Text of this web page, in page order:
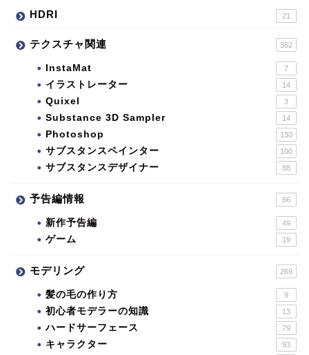
HDRI 21
テクスチャ関連 362
InstaMat 7
イラストレーター 14
Quixel 3
Substance 3D Sampler 14
Photoshop 130
サブスタンスペインター 100
サブスタンスデザイナー 88
予告編情報 66
新作予告編 49
ゲーム 19
モデリング 269
髪の毛の作り方 9
初心者モデラーの知識 13
ハードサーフェース 79
キャラクター 93